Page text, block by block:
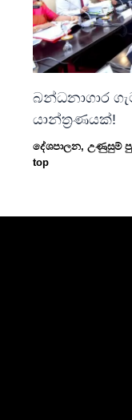
බන්ධනාගාර
යාන්ත්‍රණයක්!
දේශපාලන,උණුසුම්
top